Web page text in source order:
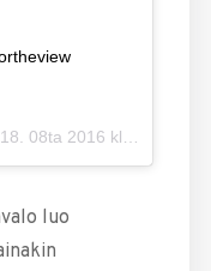
18. 08ta 2016 klo 4.25 PDT
luo